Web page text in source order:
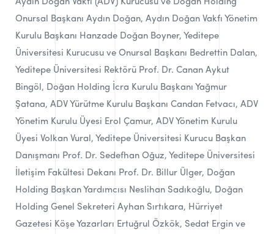
Aydın Doğan Vakfı (ADV) Kurucusu ve Doğan Holding
Onursal Başkanı Aydın Doğan, Aydın Doğan Vakfı Yönetim
Kurulu Başkanı Hanzade Doğan Boyner, Yeditepe
Üniversitesi Kurucusu ve Onursal Başkanı Bedrettin Dalan,
Yeditepe Üniversitesi Rektörü Prof. Dr. Canan Aykut
Bingöl, Doğan Holding İcra Kurulu Başkanı Yağmur
Şatana, ADV Yürütme Kurulu Başkanı Candan Fetvacı, ADV
Yönetim Kurulu Üyesi Erol Çamur, ADV Yönetim Kurulu
Üyesi Volkan Vural, Yeditepe Üniversitesi Kurucu Başkan
Danışmanı Prof. Dr. Sedefhan Oğuz, Yeditepe Üniversitesi
İletişim Fakültesi Dekanı Prof. Dr. Billur Ülger, Doğan
Holding Başkan Yardımcısı Neslihan Sadıkoğlu, Doğan
Holding Genel Sekreteri Ayhan Sırtıkara, Hürriyet
Gazetesi Köşe Yazarları Ertuğrul Özkök, Sedat Ergin ve